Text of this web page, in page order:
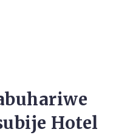
Hotel